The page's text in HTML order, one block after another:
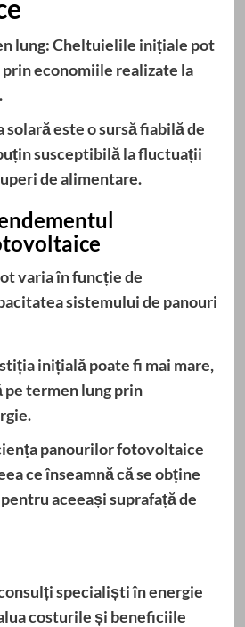
lung:Cheltuielile inițiale pot
economiile realizate la
solară este o sursă fiabilă de
susceptibilă la fluctuații
de alimentare.
varia în funcție de
sistemului de panouri
inițială poate fi mai mare,
pe termen lung prin
panourilor fotovoltaice
ce înseamnă că se obține
aceeași suprafață de
specialiști în energie
costurile și beneficiile